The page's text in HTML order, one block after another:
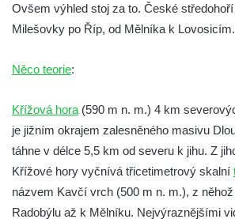
Kamenná ZOO – Želva II.
Kamenná ZOO – Velbloud
Vyhlídka Božanovský Špičák
Vyhlídka východně od Božanovského
Vyhlídka Tři kříže
Hradiště Hrádek u Libochovan (vyhlídka)
Ovšem výhled stoj za to. České
Milešovky po Říp, od Mělníka k Lovosicím.
Něco teorie:
Křížová hora (590 m n. m.) 4 km
je jižním okrajem zalesněného masivu
táhne v délce 5,5 km od severu k jihu. Z
Křížové hory vyčnívá třicetimetrový skalní
názvem Kavčí vrch (500 m n. m.), z
Radobýlu až k Mělníku. Nejvýraznějšími